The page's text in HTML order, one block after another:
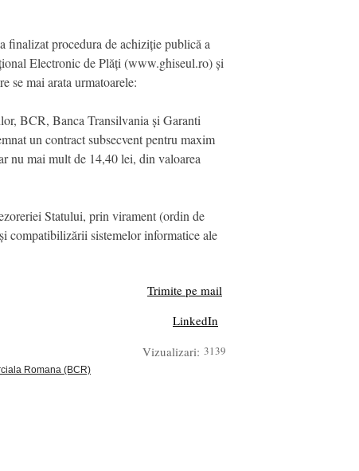
procedura de achiziție publică a
Electronic de Plăți (www.ghiseul.ro) și
se mai arata urmatoarele:
BCR, Banca Transilvania și Garanti
un contract subsecvent pentru maxim
nu mai mult de 14,40 lei, din valoarea
Statului, prin virament (ordin de
compatibilizării sistemelor informatice ale
Trimite pe mail
LinkedIn
Vizualizari: 3139
Romana (BCR)